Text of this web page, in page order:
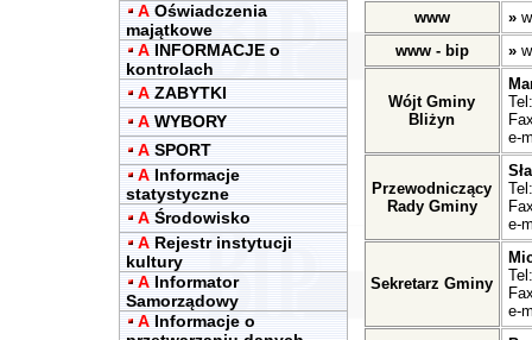
A Oświadczenia
majątkowe
A INFORMACJE o
kontrolach
A ZABYTKI
A WYBORY
A SPORT
A Informacje
statystyczne
A Środowisko
A Rejestr instytucji
kultury
A Informator
Samorządowy
A Informacje o
www
»
www - bip
»
Wójt Gminy
Bliżyn
e-
Przewodniczący
Rady Gminy
e-
Sekretarz Gminy
e-